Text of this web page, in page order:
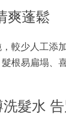
爽蓬鬆
較少人工添
根易扁塌、
髮水